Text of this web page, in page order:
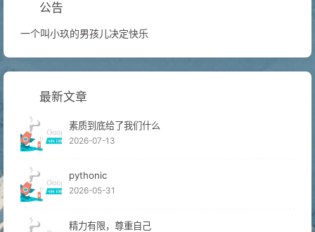
公告
一个叫小玖的男孩儿决定快乐
最新文章
素质到底给了我们什么
2026-07-13
pythonic
2026-05-31
精力有限，尊重自己